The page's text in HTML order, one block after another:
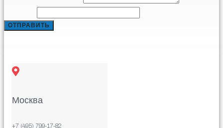
ОТПРАВИТЬ
Москва
+7 (495) 799-17-82